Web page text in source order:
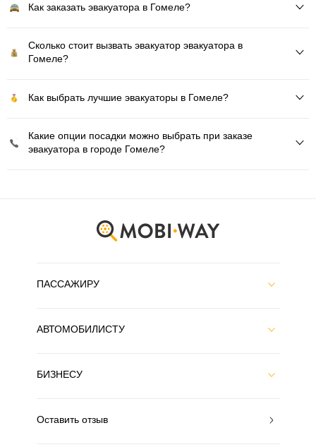
Как заказать эвакуатора в Гомеле?
Сколько стоит вызвать эвакуатор эвакуатора в
Гомеле?
Как выбрать лучшие эвакуаторы в Гомеле?
Какие опции посадки можно выбрать при заказе
эвакуатора в городе Гомеле?
ПАССАЖИРУ
АВТОМОБИЛИСТУ
БИЗНЕСУ
Оставить отзыв